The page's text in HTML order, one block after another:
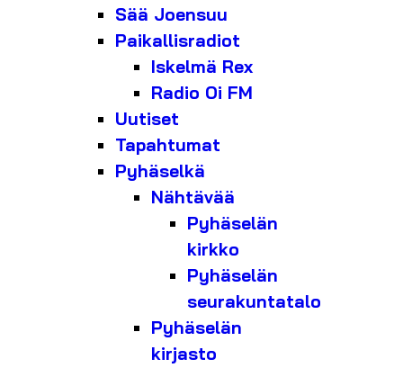
Sää Joensuu
Paikallisradiot
Iskelmä Rex
Radio Oi FM
Uutiset
Tapahtumat
Pyhäselkä
Nähtävää
Pyhäselän
kirkko
Pyhäselän
seurakuntatalo
Pyhäselän
kirjasto